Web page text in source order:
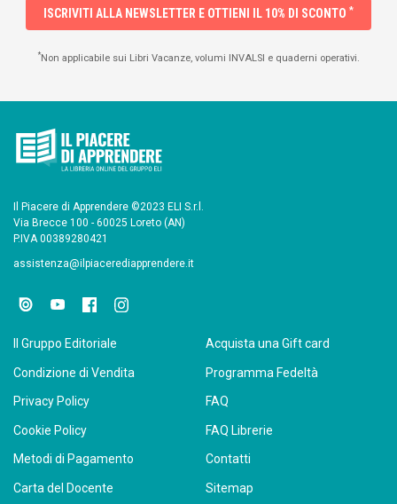
ISCRIVITI ALLA NEWSLETTER E OTTIENI IL 10% DI SCONTO *
*Non applicabile sui Libri Vacanze, volumi INVALSI e quaderni operativi.
Il Piacere di Apprendere ©2023 ELI S.r.l.
Via Brecce 100 - 60025 Loreto (AN)
P.IVA 00389280421
assistenza@ilpiacerediapprendere.it
Il Gruppo Editoriale
Condizione di Vendita
Privacy Policy
Cookie Policy
Metodi di Pagamento
Carta del Docente
Acquista una Gift card
Programma Fedeltà
FAQ
FAQ Librerie
Contatti
Sitemap